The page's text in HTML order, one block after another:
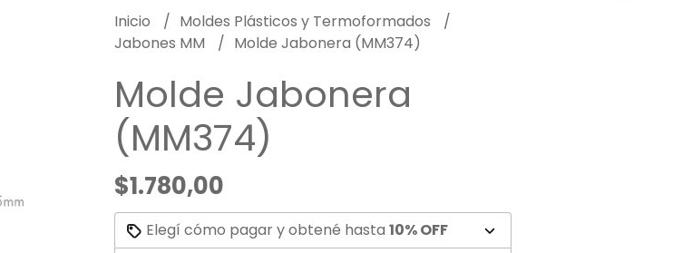
Inicio
Moldes Plásticos y Termoformados
Jabones MM
Molde Jabonera (MM374)
Molde Jabonera
(MM374)
$1.780,00
Elegí cómo pagar y obtené hasta 10% OFF